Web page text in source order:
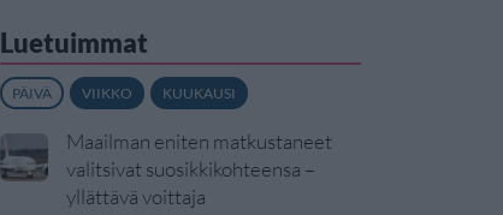
Luetuimmat
PÄIVÄ VIIKKO KUUKAUSI
Maailman eniten matkustaneet
valitsivat suosikkikohteensa –
yllättävä voittaja